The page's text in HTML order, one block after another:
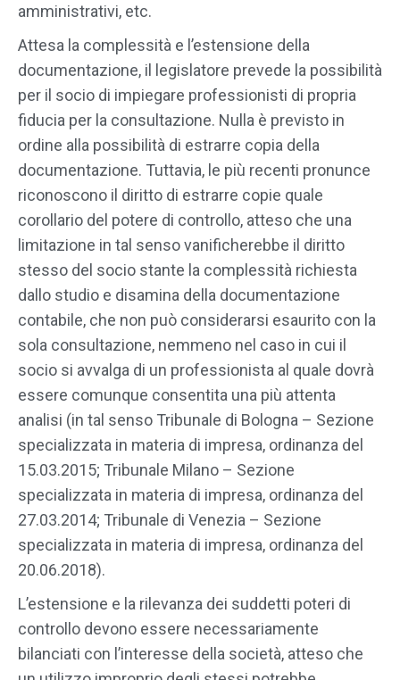
amministrativi, etc.
Attesa la complessità e l’estensione della
documentazione, il legislatore prevede la possibilità
per il socio di impiegare professionisti di propria
fiducia per la consultazione. Nulla è previsto in
ordine alla possibilità di estrarre copia della
documentazione. Tuttavia, le più recenti pronunce
riconoscono il diritto di estrarre copie quale
corollario del potere di controllo, atteso che una
limitazione in tal senso vanificherebbe il diritto
stesso del socio stante la complessità richiesta
dallo studio e disamina della documentazione
contabile, che non può considerarsi esaurito con la
sola consultazione, nemmeno nel caso in cui il
socio si avvalga di un professionista al quale dovrà
essere comunque consentita una più attenta
analisi (in tal senso Tribunale di Bologna – Sezione
specializzata in materia di impresa, ordinanza del
15.03.2015; Tribunale Milano – Sezione
specializzata in materia di impresa, ordinanza del
27.03.2014; Tribunale di Venezia – Sezione
specializzata in materia di impresa, ordinanza del
20.06.2018).
L’estensione e la rilevanza dei suddetti poteri di
controllo devono essere necessariamente
bilanciati con l’interesse della società, atteso che